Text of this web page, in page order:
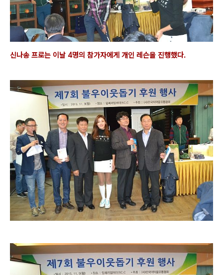
신나송 프로는 이날 4명의 참가자에게 개인 레슨을 진행했다.